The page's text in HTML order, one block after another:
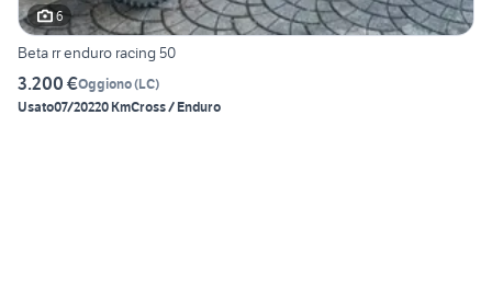
6
Beta rr enduro racing 50
3.200 €Oggiono(LC)
Usato07/20220 KmCross / Enduro